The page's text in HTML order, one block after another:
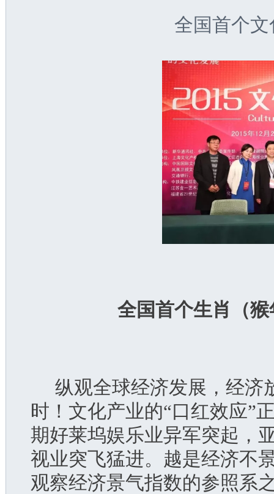
全国首个
全国首个生肖（
纵观全球经济发展，经济
时！文化产业的“口红效应”
期好莱坞娱乐业异军突起，
视业突飞猛进。越是经济不
观察经济景气指数的参照系